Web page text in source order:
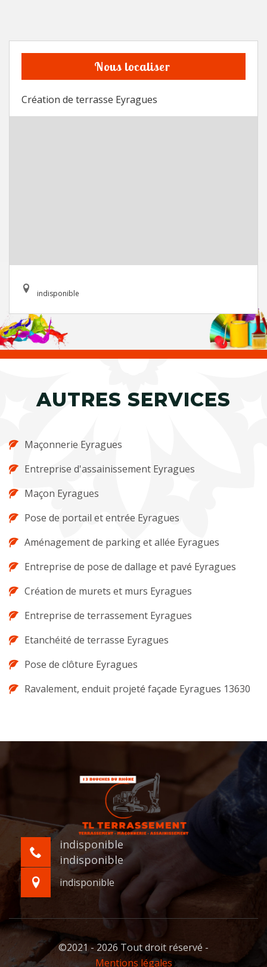
Nous localiser
Création de terrasse Eyragues
indisponible
AUTRES SERVICES
Maçonnerie Eyragues
Entreprise d'assainissement Eyragues
Maçon Eyragues
Pose de portail et entrée Eyragues
Aménagement de parking et allée Eyragues
Entreprise de pose de dallage et pavé Eyragues
Création de murets et murs Eyragues
Entreprise de terrassement Eyragues
Etanchéité de terrasse Eyragues
Pose de clôture Eyragues
Ravalement, enduit projeté façade Eyragues 13630
indisponible
indisponible
indisponible
©2021 - 2026 Tout droit réservé -
Mentions légales